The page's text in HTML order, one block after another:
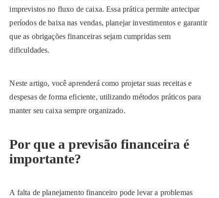
imprevistos no fluxo de caixa. Essa prática permite antecipar
períodos de baixa nas vendas, planejar investimentos e garantir
que as obrigações financeiras sejam cumpridas sem
dificuldades.
Neste artigo, você aprenderá como projetar suas receitas e
despesas de forma eficiente, utilizando métodos práticos para
manter seu caixa sempre organizado.
Por que a previsão financeira é
importante?
A falta de planejamento financeiro pode levar a problemas